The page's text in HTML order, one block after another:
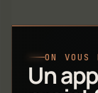
ON VOUS
Un